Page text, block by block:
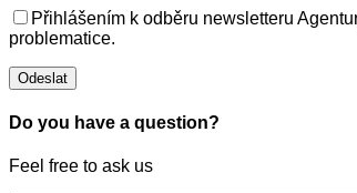
Přihlášením k odběru newsletteru
problematice.
Do you have a question?
Feel free to ask us